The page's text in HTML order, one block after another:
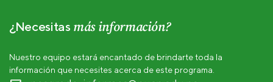
¿Necesitas más información?
Nuestro equipo estará encantado de brindarte toda la
información que necesites acerca de este programa.